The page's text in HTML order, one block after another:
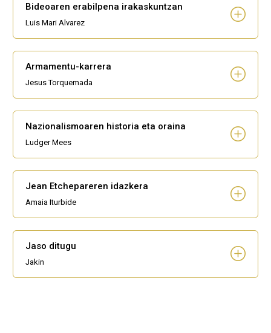
Bideoaren erabilpena irakaskuntzan
Luis Mari Alvarez
Armamentu-karrera
Jesus Torquemada
Nazionalismoaren historia eta oraina
Ludger Mees
Jean Etchepareren idazkera
Amaia Iturbide
Jaso ditugu
Jakin